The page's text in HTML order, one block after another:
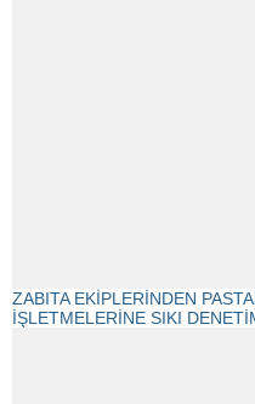
ZABITA EKİPLERİNDEN
İŞLETMELERİNE SIKI